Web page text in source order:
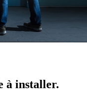
à installer.